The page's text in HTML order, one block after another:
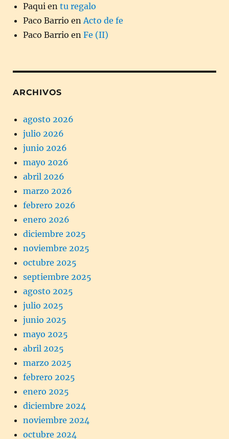
Paqui en tu regalo
Paco Barrio en Acto de fe
Paco Barrio en Fe (II)
ARCHIVOS
agosto 2026
julio 2026
junio 2026
mayo 2026
abril 2026
marzo 2026
febrero 2026
enero 2026
diciembre 2025
noviembre 2025
octubre 2025
septiembre 2025
agosto 2025
julio 2025
junio 2025
mayo 2025
abril 2025
marzo 2025
febrero 2025
enero 2025
diciembre 2024
noviembre 2024
octubre 2024